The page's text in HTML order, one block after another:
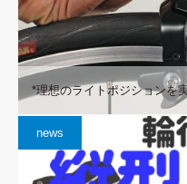
*理想のライトポジションを
news